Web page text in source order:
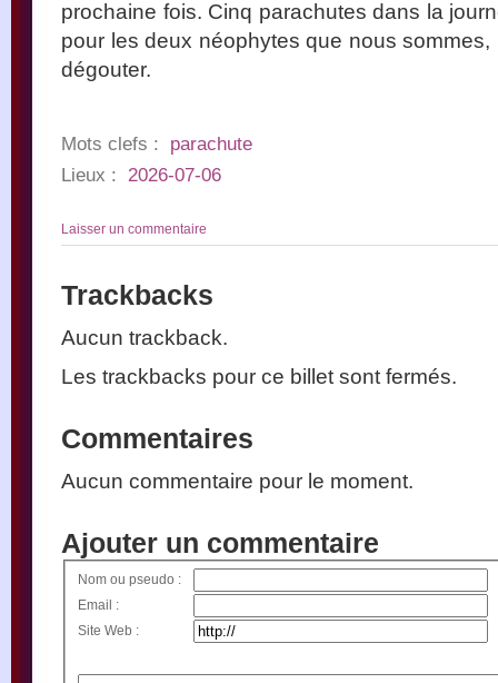
prochaine fois. Cinq parachutes dans la
pour les deux néophytes que nous
dégouter.
Mots clefs : parachute
Lieux : 2026-07-06
Laisser un commentaire
Trackbacks
Aucun trackback.
Les trackbacks pour ce billet sont fermés.
Commentaires
Aucun commentaire pour le moment.
Ajouter un commentaire
Nom ou pseudo :
Email :
Site Web :